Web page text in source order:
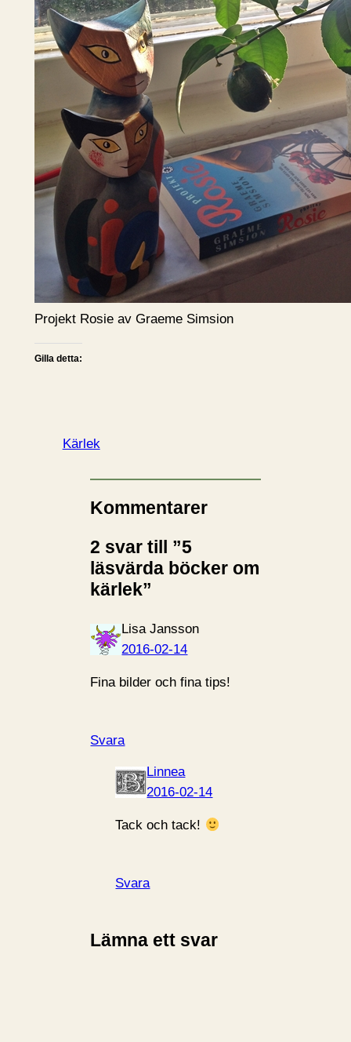
Projekt Rosie av Graeme Simsion
Gilla detta:
Kärlek
Kommentarer
2 svar till ”5
läsvärda böcker om
kärlek”
Lisa Jansson
2016-02-14
Fina bilder och fina tips!
Svara
Linnea
2016-02-14
Tack och tack!
Svara
Lämna ett svar